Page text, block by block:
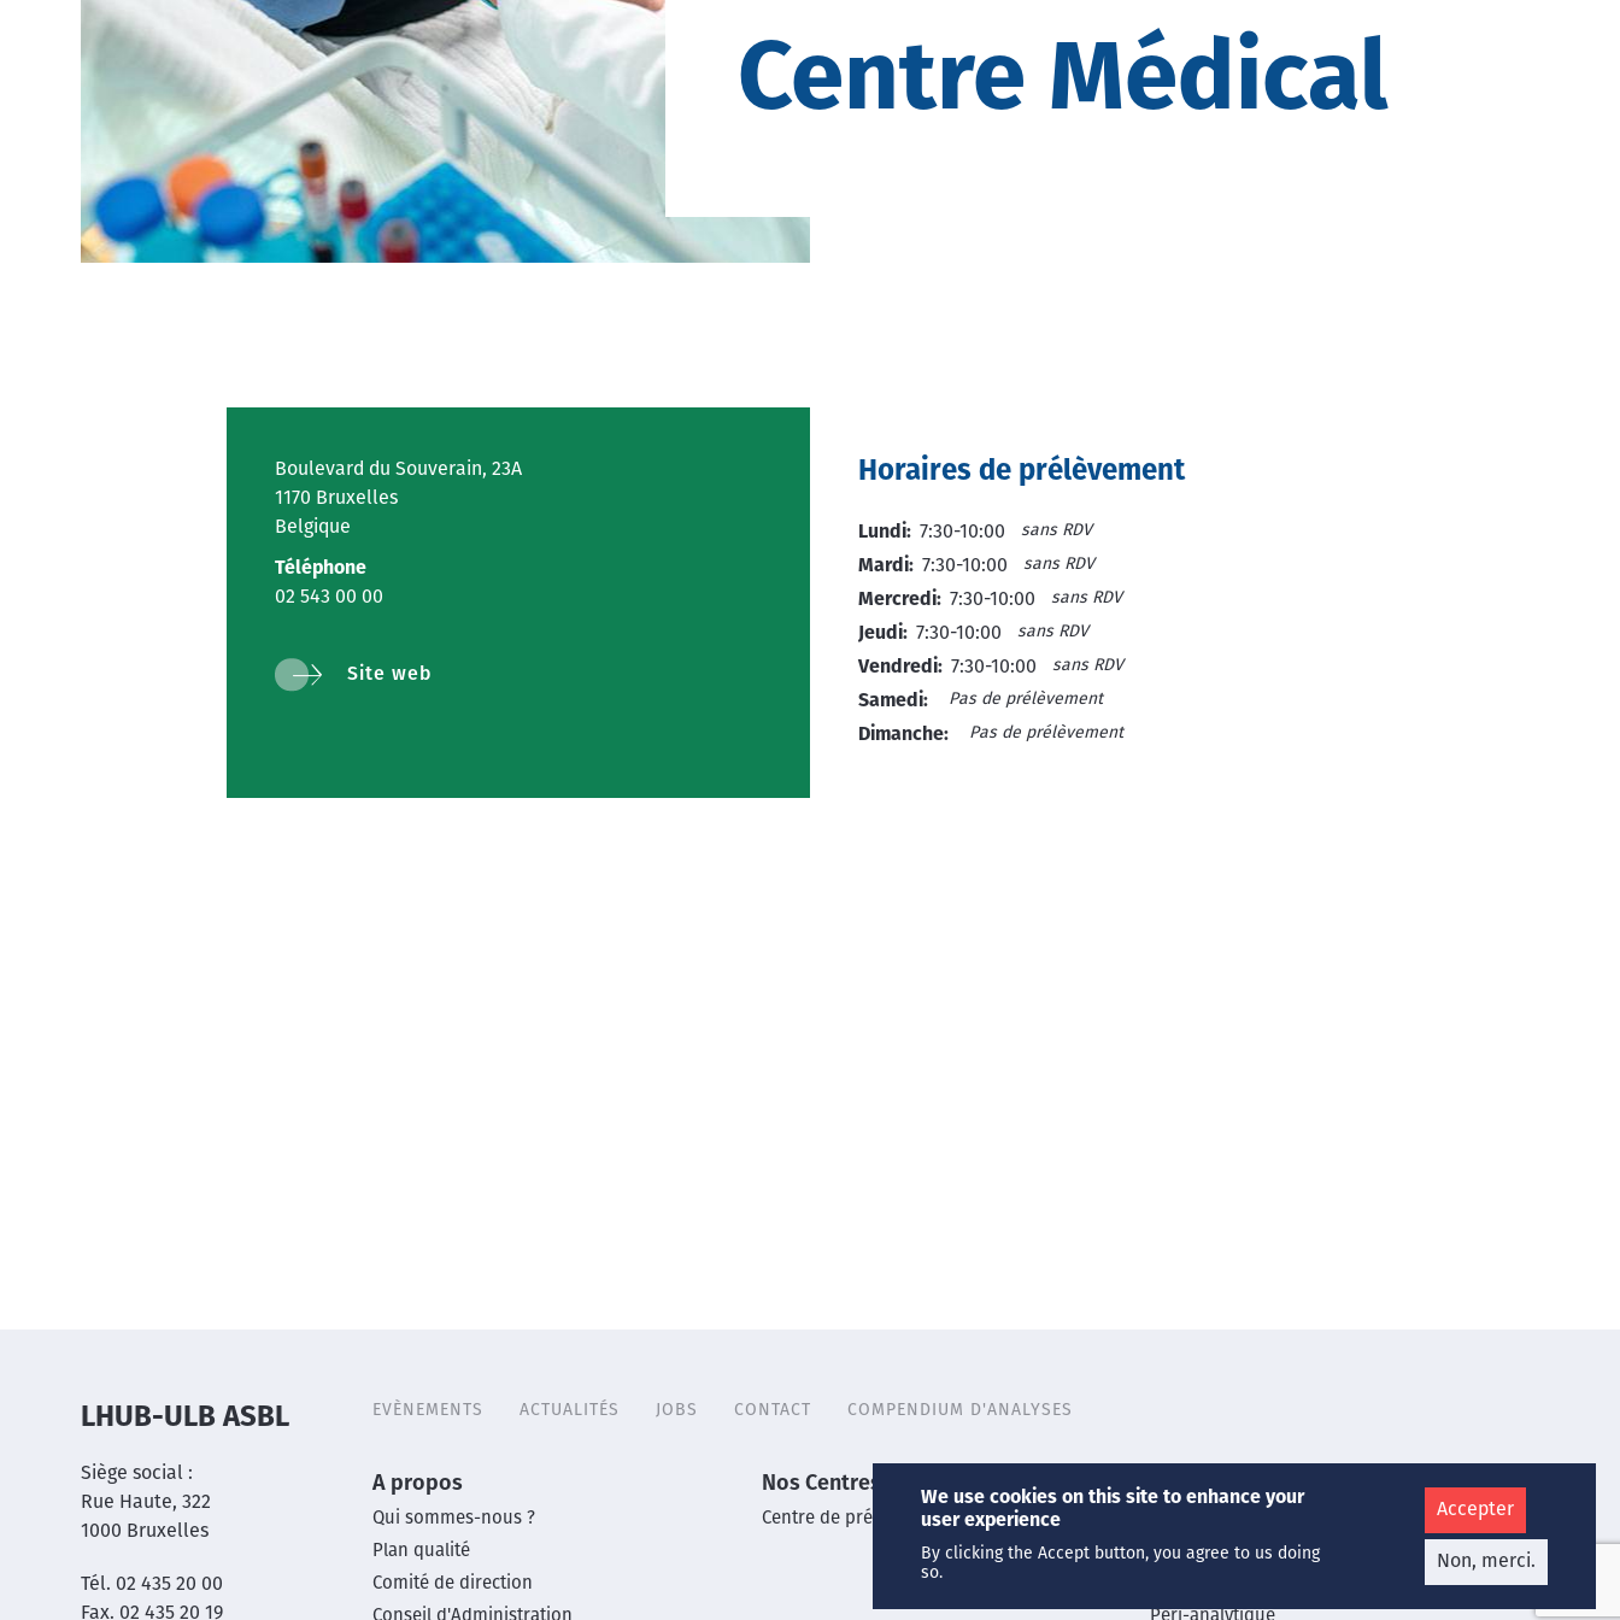
Centre Médical
Boulevard du Souverain, 23A
1170 Bruxelles
Belgique
Téléphone
02 543 00 00
Site web
Horaires de prélèvement
Lundi: 7:30-10:00 sans RDV
Mardi: 7:30-10:00 sans RDV
Mercredi: 7:30-10:00 sans RDV
Jeudi: 7:30-10:00 sans RDV
Vendredi: 7:30-10:00 sans RDV
Samedi: Pas de prélèvement
Dimanche: Pas de prélèvement
LHUB-ULB ASBL
Siège social :
Rue Haute, 322
1000 Bruxelles
Tél. 02 435 20 00
Fax. 02 435 20 19
Header
menu
EVÈNEMENTS ACTUALITÉS JOBS CONTACT COMPENDIUM D'ANALYSES
Main
footer
menu
A propos
Qui sommes-nous ?
Plan qualité
Comité de direction
Nos Centres
Centre de prélèvements
Nos Services
Hématologie
We use cookies on this site to enhance your
user experience
By clicking the Accept button, you agree to us doing
so.
Accepter
Non, merci.